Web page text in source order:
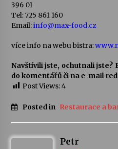
odkaz Josefa
30. 6. 2026
396 01
Tel: 725 861 160
Email:info@max-food.cz
více info na webu bistra:
Navštívili jste, ochutnali jste?
do komentářů či na e-mail
Post Views:4
Posted in Restaurace a
Petr